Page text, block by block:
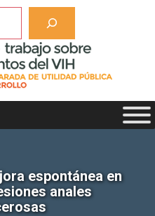
espontánea en
anales